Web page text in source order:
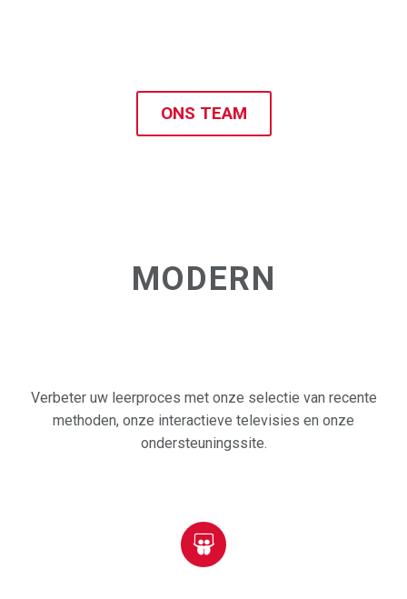
ONS TEAM
MODERN
Verbeter uw leerproces met onze selectie van recente
methoden, onze interactieve televisies en onze
ondersteuningssite.

